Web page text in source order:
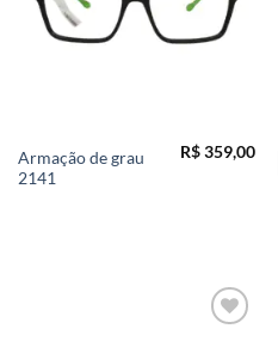
Armação de grau
2141
R$359,00